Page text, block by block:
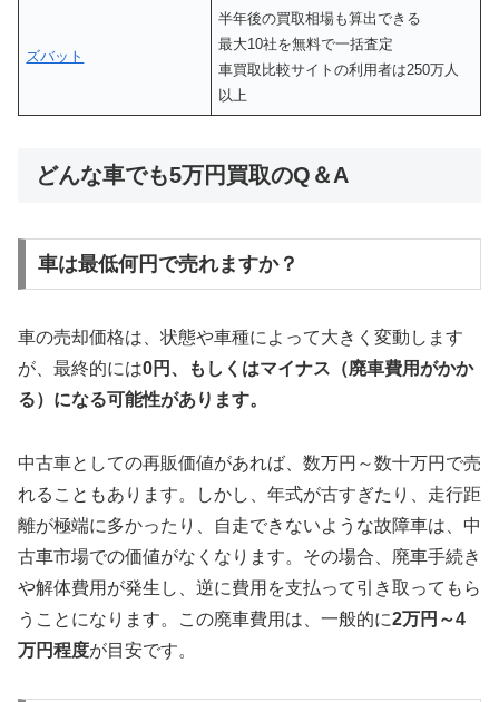
ズバット
半年後の買取相場も算出できる
最大10社を無料で一括査定
車買取比較サイトの利用者は250万人
以上
どんな車でも5万円買取のQ＆A
車は最低何円で売れますか？
車の売却価格は、状態や車種によって大きく変動します
が、最終的には0円、もしくはマイナス（廃車費用がかか
る）になる可能性があります。
中古車としての再販価値があれば、数万円～数十万円で売
れることもあります。しかし、年式が古すぎたり、走行距
離が極端に多かったり、自走できないような故障車は、中
古車市場での価値がなくなります。その場合、廃車手続き
や解体費用が発生し、逆に費用を支払って引き取ってもら
うことになります。この廃車費用は、一般的に2万円～4
万円程度が目安です。